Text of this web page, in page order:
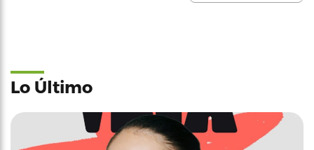
Lo Último